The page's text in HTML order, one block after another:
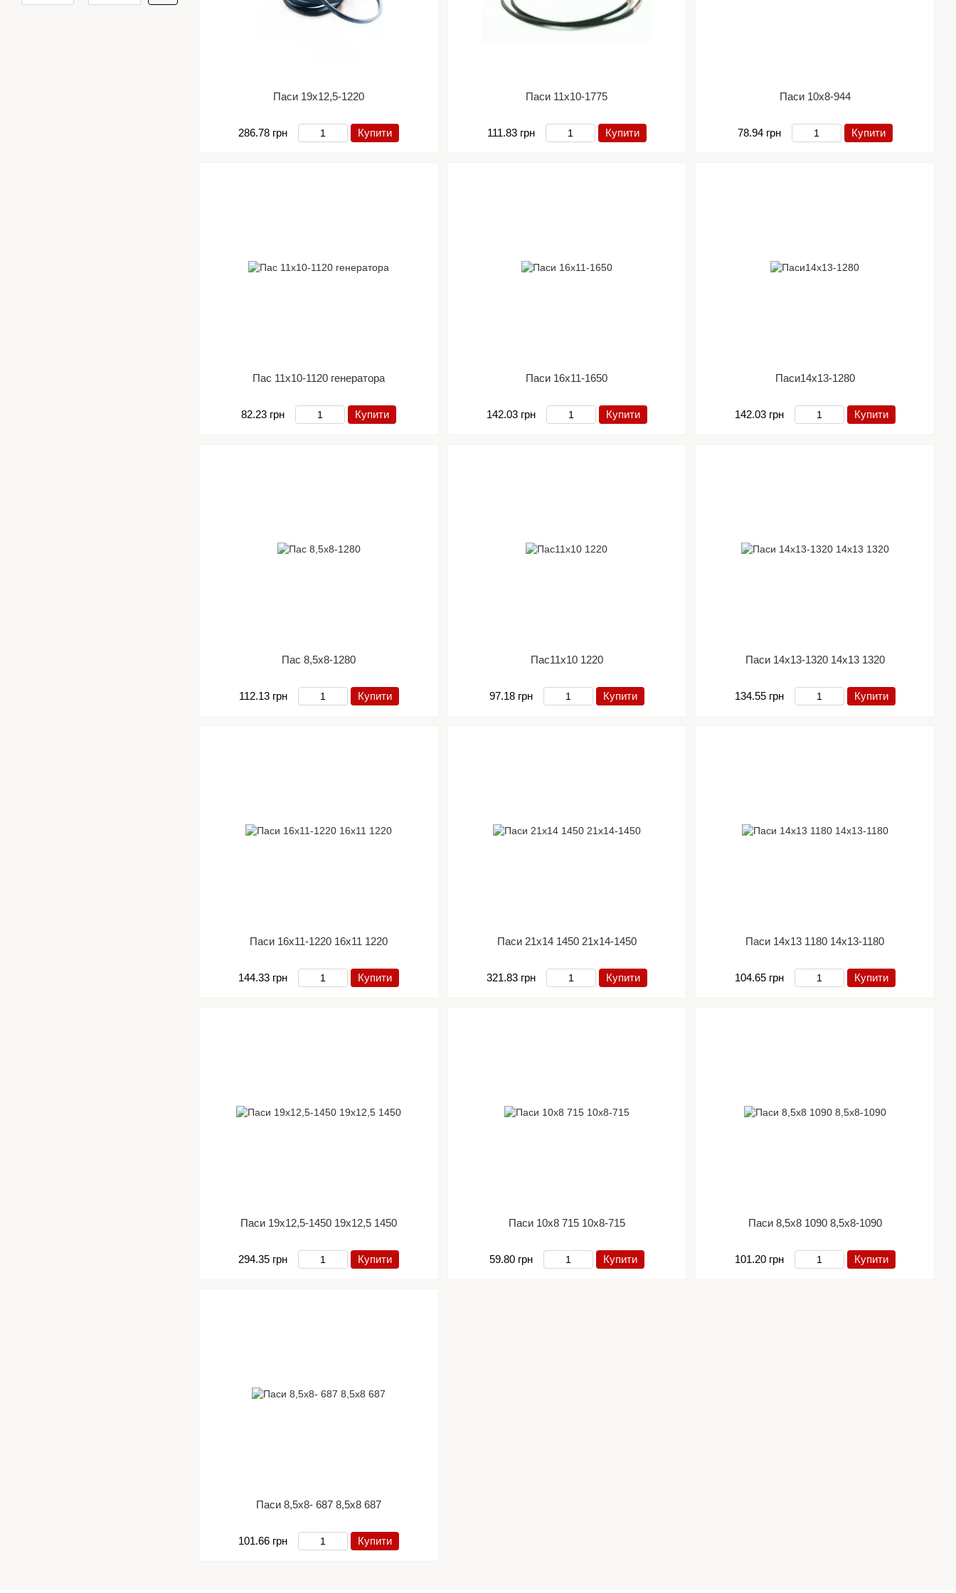
Паси 19х12,5-1220
286.78 грн Купити
Паси 11х10-1775
111.83 грн Купити
Паси 10х8-944
78.94 грн Купити
Пас 11х10-1120 генератора
82.23 грн Купити
Паси 16х11-1650
142.03 грн Купити
Паси14х13-1280
142.03 грн Купити
Пас 8,5х8-1280
112.13 грн Купити
Пас11х10 1220
97.18 грн Купити
Паси 14х13-1320 14х13 1320
134.55 грн Купити
Паси 16х11-1220 16х11 1220
144.33 грн Купити
Паси 21х14 1450 21х14-1450
321.83 грн Купити
Паси 14х13 1180 14х13-1180
104.65 грн Купити
Паси 19х12,5-1450 19х12,5 1450
294.35 грн Купити
Паси 10х8 715 10х8-715
59.80 грн Купити
Паси 8,5х8 1090 8,5х8-1090
101.20 грн Купити
Паси 8,5х8- 687 8,5х8 687
101.66 грн Купити